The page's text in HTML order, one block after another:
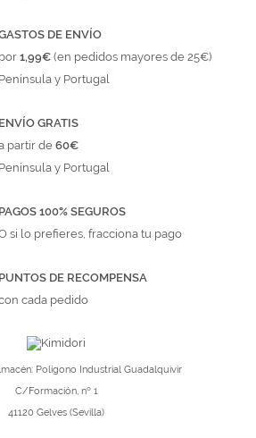
DE ENVÍO
por1,99€(en pedidos mayores de 25€)
Península y Portugal
ENVÍO GRATIS
partir de60€
Península y Portugal
PAGOS 100% SEGUROS
si lo prefieres, fracciona tu pago
PUNTOS DE RECOMPENSA
cada pedido
Polígono Industrial Guadalquivir
C/Formación, nº 1
41120 Gelves (Sevilla)